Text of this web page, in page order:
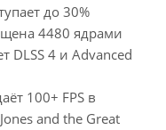
до 30%
4480 ядрами
DLSS 4 и Advanced
100+ FPS в
and the Great